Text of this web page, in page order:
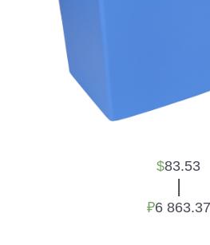
$83.53
|
₽6 863.37